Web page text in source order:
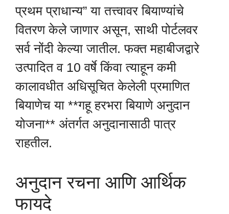
प्रथम प्राधान्य” या तत्त्वावर बियाण्यांचे
वितरण केले जाणार असून, साथी पोर्टलवर
सर्व नोंदी केल्या जातील. फक्त महाबीजद्वारे
उत्पादित व 10 वर्षे किंवा त्याहून कमी
कालावधीत अधिसूचित केलेली प्रमाणित
बियाणेच या **गहू हरभरा बियाणे अनुदान
योजना** अंतर्गत अनुदानासाठी पात्र
राहतील.
अनुदान रचना आणि आर्थिक
फायदे